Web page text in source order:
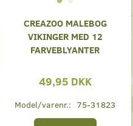
CREAZOO MALEBOG
VIKINGER MED 12
FARVEBLYANTER
49,95 DKK
Model/varenr.: 75-31823